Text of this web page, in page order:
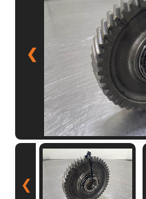
❮
❮